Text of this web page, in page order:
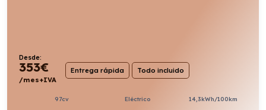
Desde:
353€
/mes+IVA
Entrega rápida Todo incluido
97cv Eléctrico 14,3kWh/100km